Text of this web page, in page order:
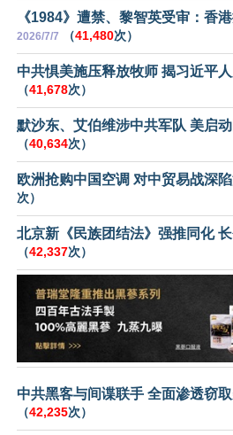
《1984》遭禁、黎智英受审：香
2026/7/7 （41,480次）
中共惧美施压释放牧师 揭习近平
（41,678次）
默沙东、艾伯维涉中共军队 美启
（40,634次）
欧洲抢购中国空调 对中贸易战深
次）
北京新《民族团结法》强推同化
（42,337次）
中共黑客与间谍联手 全面渗透窃
（42,235次）